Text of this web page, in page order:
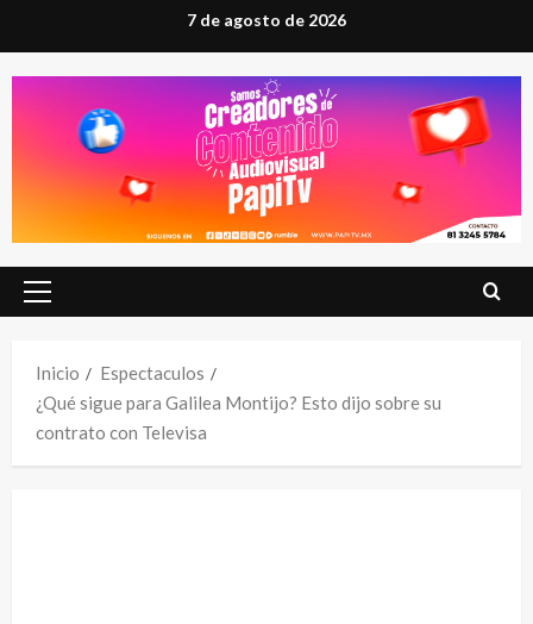
al
contenido
7 de agosto de 2026
Menú
Inicio
Espectaculos
¿Qué sigue para Galilea Montijo? Esto dijo sobre su
contrato con Televisa